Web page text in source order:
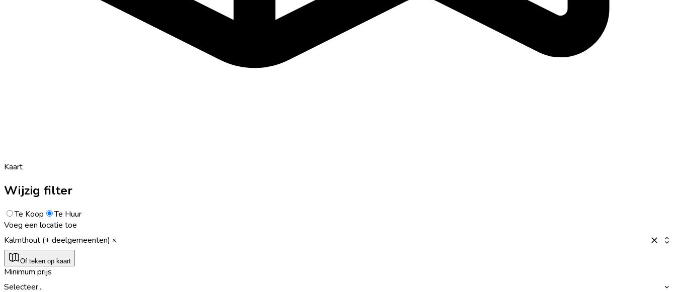
Kaart
Wijzig filter
Te Koop
Te Huur
Voeg een locatie toe
Kalmthout (+ deelgemeenten)
Of teken op kaart
Minimum prijs
Selecteer...